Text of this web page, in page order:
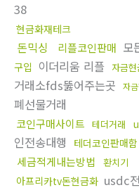
38
현금화재테크
돈믹싱 리플코인판매 모
구입 이더리움 리플 자금
거래소fds뚫어주는곳
자
폐선물거래
코인구매사이트 테더거래
인전송대행
테더코인판매함
세금적게내는방법 환치기
아프리카tv돈현금화 usdc